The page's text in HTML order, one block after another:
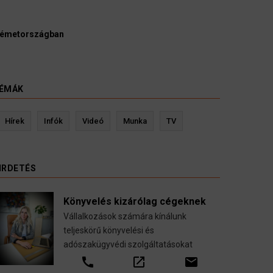
Kevin Ressler biztosítási szakértő
Hírek Infók Videó Munka TV
Könyvelés kizárólag cégeknek
Vállalkozások számára kínálunk
teljeskörű könyvelési és
adószakügyvédi szolgáltatásokat
call open_in_new email